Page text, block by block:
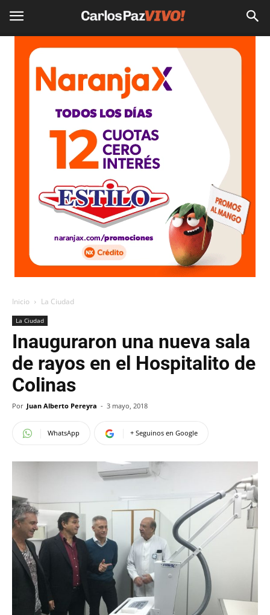
Inicio La Ciudad
La Ciudad
Inauguraron una nueva sala
de rayos en el Hospitalito de
Colinas
Por Juan Alberto Pereyra - 3 mayo, 2018
WhatsApp + Seguinos en Google